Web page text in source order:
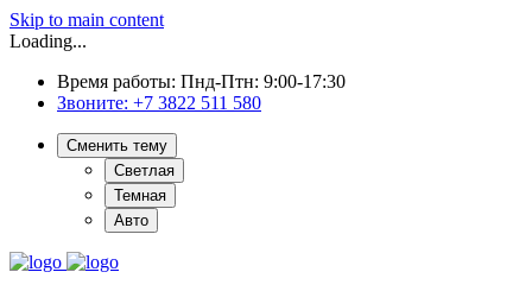
Skip to main content
Loading...
Время работы: Пнд-Птн: 9:00-17:30
Звоните: +7 3822 511 580
Сменить тему
Светлая
Темная
Авто